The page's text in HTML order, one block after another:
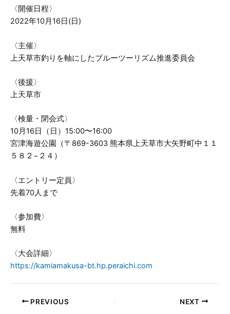
〈開催日程〉
2022年10月16日(日)
〈主催〉
上天草市釣りを軸にしたブルーツーリズム推進委員会
〈後援〉
上天草市
〈検量・閉会式〉
10月16日（日）15:00〜16:00
宮津海遊公園（〒869-3603 熊本県上天草市大矢野町中１１
５８２−２４）
〈エントリー定員〉
先着70人まで
〈参加費〉
無料
〈大会詳細〉
https://kamiamakusa-bt.hp.peraichi.com
PREVIOUS NEXT